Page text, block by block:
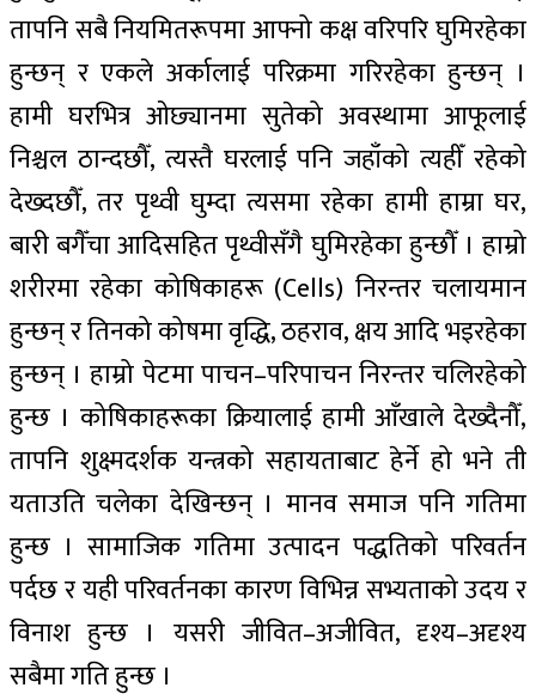
तापनि सबै नियमितरूपमा आफ्नो कक्ष वरिपरि घुमिरहेका
हुन्छन् र एकले अर्कालाई परिक्रमा गरिरहेका हुन्छन् ।
हामी घरभित्र ओछ्यानमा सुतेको अवस्थामा आफूलाई
निश्चल ठान्दछौँ, त्यस्तै घरलाई पनि जहाँको त्यहीँ रहेको
देख्दछौँ, तर पृथ्वी घुम्दा त्यसमा रहेका हामी हाम्रा घर,
बारी बगैँचा आदिसहित पृथ्वीसँगै घुमिरहेका हुन्छौँ । हाम्रो
शरीरमा रहेका कोषिकाहरू (Cells) निरन्तर चलायमान
हुन्छन् र तिनको कोषमा वृद्धि, ठहराव, क्षय आदि भइरहेका
हुन्छन् । हाम्रो पेटमा पाचन–परिपाचन निरन्तर चलिरहेको
हुन्छ । कोषिकाहरूका क्रियालाई हामी आँखाले देख्दैनौँ,
तापनि शुक्ष्मदर्शक यन्त्रको सहायताबाट हेर्ने हो भने ती
यताउति चलेका देखिन्छन् । मानव समाज पनि गतिमा
हुन्छ । सामाजिक गतिमा उत्पादन पद्धतिको परिवर्तन
पर्दछ र यही परिवर्तनका कारण विभिन्न सभ्यताको उदय र
विनाश हुन्छ । यसरी जीवित–अजीवित, दृश्य–अदृश्य
सबैमा गति हुन्छ ।